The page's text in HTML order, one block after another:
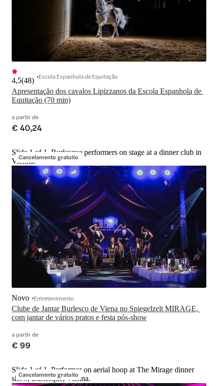
Apresentação dos cavalos Lipizzanos da Escola Espanhola de
Equitação (70 min)
4,5(48) Escola Espanhola de Equitação
a partir de
€ 40,24
Cancelamento gratuito
Slide 1 of 1, Burlesque performers on stage at a dinner club in
Vienna.
Clube de Jantar Burlesco de Viena no Spiegelzelt MIRAGE,
com jantar de vários pratos e festa pós-show
Novo Entretenimento
a partir de
€ 99
Cancelamento gratuito
Slide 1 of 1, Performer on aerial hoop at The Mirage dinner
show, Burlesque, Vienna.